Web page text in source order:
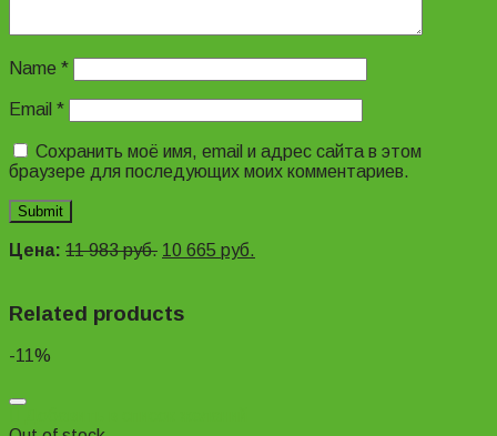
Name *
Email *
Сохранить моё имя, email и адрес сайта в этом
браузере для последующих моих комментариев.
Цена: 11 983руб. 10 665 руб.
Related products
-11%